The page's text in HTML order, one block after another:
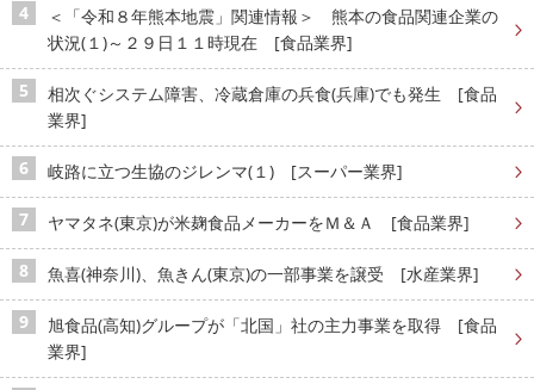
＜「令和８年熊本地震」関連情報＞ 熊本の食品関連企業の
状況(１)～２９日１１時現在 [食品業界]
相次ぐシステム障害、冷蔵倉庫の兵食(兵庫)でも発生 [食品
業界]
岐路に立つ生協のジレンマ(１) [スーパー業界]
ヤマタネ(東京)が米麹食品メーカーをＭ＆Ａ [食品業界]
魚喜(神奈川)、魚きん(東京)の一部事業を譲受 [水産業界]
旭食品(高知)グループが「北国」社の主力事業を取得 [食品
業界]